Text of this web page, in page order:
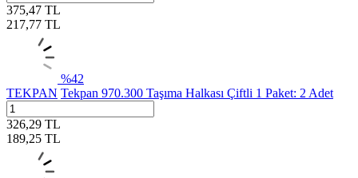
375,47 TL
217,77 TL
%42
TEKPAN Tekpan 970.300 Taşıma Halkası Çiftli 1 Paket: 2 Adet
326,29 TL
189,25 TL